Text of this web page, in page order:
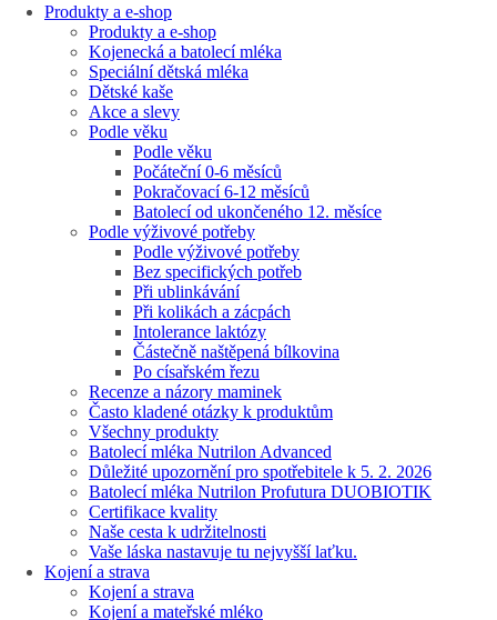
Produkty a e-shop
Produkty a e-shop
Kojenecká a batolecí mléka
Speciální dětská mléka
Dětské kaše
Akce a slevy
Podle věku
Podle věku
Počáteční 0-6 měsíců
Pokračovací 6-12 měsíců
Batolecí od ukončeného 12. měsíce
Podle výživové potřeby
Podle výživové potřeby
Bez specifických potřeb
Při ublinkávání
Při kolikách a zácpách
Intolerance laktózy
Částečně naštěpená bílkovina
Po císařském řezu
Recenze a názory maminek
Často kladené otázky k produktům
Všechny produkty
Batolecí mléka Nutrilon Advanced
Důležité upozornění pro spotřebitele k 5. 2. 2026
Batolecí mléka Nutrilon Profutura DUOBIOTIK
Certifikace kvality
Naše cesta k udržitelnosti
Vaše láska nastavuje tu nejvyšší laťku.
Kojení a strava
Kojení a strava
Kojení a mateřské mléko